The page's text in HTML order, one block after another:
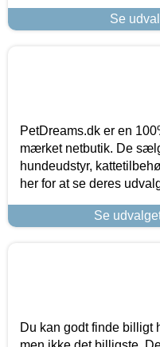
Se
PetDreams.dk er en
mærket netbutik. De
hundeudstyr,
her for at se deres
Se
Du kan godt finde billigt